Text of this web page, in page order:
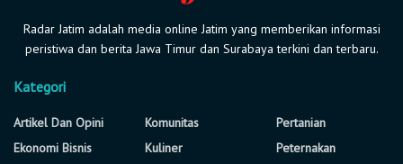
Radar Jatim adalah media online Jatim yang memberikan informasi
peristiwa dan berita Jawa Timur dan Surabaya terkini dan terbaru.
Kategori
Artikel Dan Opini
Ekonomi Bisnis
Komunitas
Kuliner
Pertanian
Peternakan